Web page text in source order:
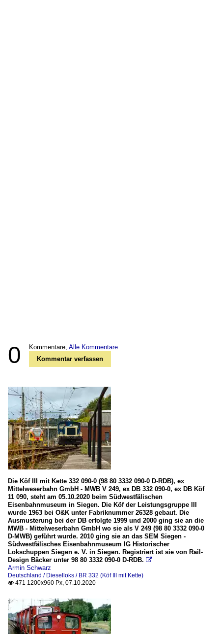
0 Kommentare, Alle Kommentare
Kommentar verfassen
Die Köf III mit Kette 332 090-0 (98 80 3332 090-0 D-RDB), ex
Mittelweserbahn GmbH - MWB V 249, ex DB 332 090-0, ex DB Köf
11 090, steht am 05.10.2020 beim Südwestfälischen
Eisenbahnmuseum in Siegen. Die Köf der Leistungsgruppe III
wurde 1963 bei O&K unter Fabriknummer 26328 gebaut. Die
Ausmusterung bei der DB erfolgte 1999 und 2000 ging sie an die
MWB - Mittelweserbahn GmbH wo sie als V 249 (98 80 3332 090-0
D-MWB) geführt wurde. 2010 ging sie an das SEM Siegen -
Südwestfälisches Eisenbahnmuseum IG Historischer
Lokschuppen Siegen e. V. in Siegen. Registriert ist sie von Rail-
Design Bäcker unter 98 80 3332 090-0 D-RDB. 
Armin Schwarz
Deutschland / Dieselloks / BR 332 (Köf III mit Kette)
 471 1200x960 Px, 07.10.2020